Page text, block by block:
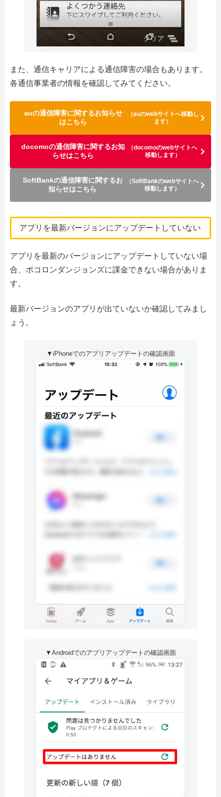
また、通信キャリアによる通信障害の場合もあります。
各通信事業者の情報を確認してみてください。
auの通信障害に関するお知らせ
はこちら
（auのwebサイトへ移動し
ます）
docomoの通信障害に関するお知
らせはこちら
（docomoのwebサイトへ
移動します）
SoftBankの通信障害に関するお
知らせはこちら
（SoftBankのwebサイトへ
移動します）
アプリを最新バージョンにアップデートしていない
アプリを最新のバージョンにアップデートしていない場
合、ポコロンダンジョンズに課金できない場合がありま
す。
最新バージョンのアプリが出ていないか確認してみまし
ょう。
▼iPhoneでのアプリアップデートの確認画面
▼Androidでのアプリアップデートの確認画面